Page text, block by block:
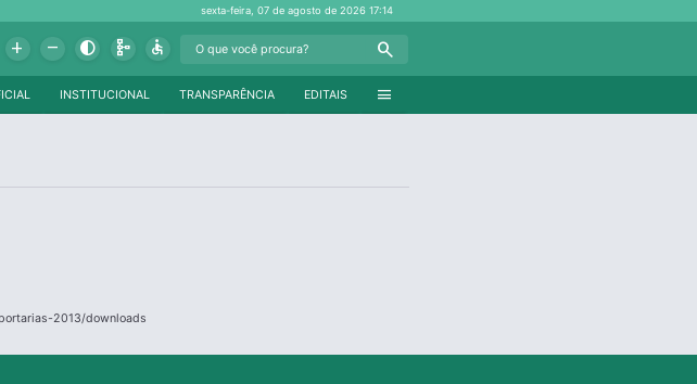
sexta-feira, 07 de agosto de 202617:14
Add Remove Contrast Schema Accessible Search
menu
EDITAIS
TRANSPARÊNCIA
INSTITUCIONAL
2013/downloads